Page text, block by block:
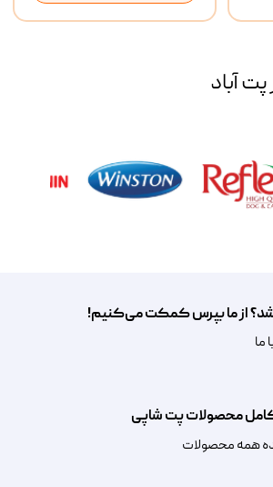
آباد
محصولات پت شاپی
همه محصولات
از ما بپرس کمکت می‌کنیم!
ما